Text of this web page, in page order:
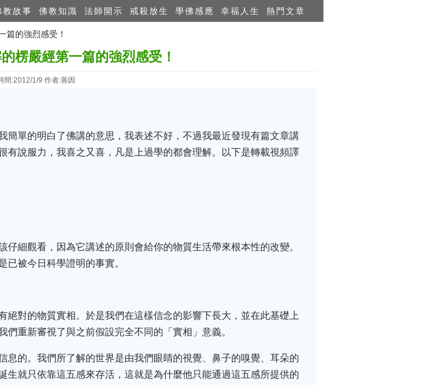
教故事 佛教知識 法師開示 戒殺放生 學佛感應 幸福人生 熱門文章
篇的強烈感受！
楞嚴經第一篇的強烈感受！
間:2012/1/9 作者:善因
簡單的明白了佛講的意思，我表述不好，不過我最近發現有篇文章講
有說服力，我喜之又喜，凡是上過學的都會理解。以下是轉載視頻譯
細觀看，因為它講述的原則會給你的物質生活帶來根本性的改變。
已被今日科學證明的事實。
絕對的物質實相。於是我們在這樣信念的影響下長大，並在此基礎上
重新審視了與之前假設完全不同的「實相」意義。
息的。我們所了解的世界是由我們眼睛的視覺、鼻子的嗅覺、耳朵的
生就只依靠這五感來存活，這就是為什麼他只能通過這五感所提供的